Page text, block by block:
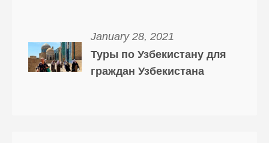
January 28, 2021
Туры по Узбекистану для
граждан Узбекистана